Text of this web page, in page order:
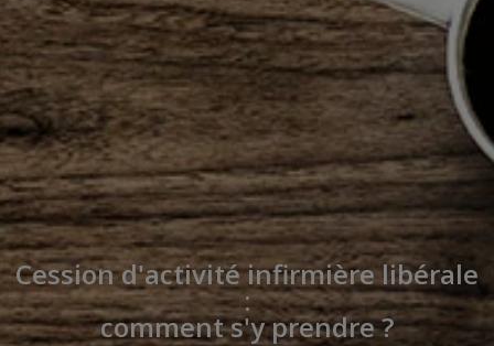
Cession d'activité infirmière libérale
:
comment s'y prendre ?